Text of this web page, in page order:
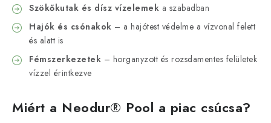
Szökőkutak és dísz vízelemek a szabadban
Hajók és csónakok – a hajótest védelme a vízvonal felett
és alatt is
Fémszerkezetek – horganyzott és rozsdamentes felületek
vízzel érintkezve
Miért a Neodur® Pool a piac csúcsa?